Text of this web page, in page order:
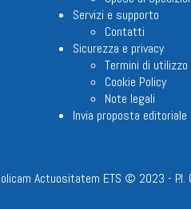
Servizi e supporto
Contatti
Sicurezza e privacy
Termini di utilizzo
Cookie Policy
Note legali
Invia proposta editoriale
Actuositatem ETS © 2023 -